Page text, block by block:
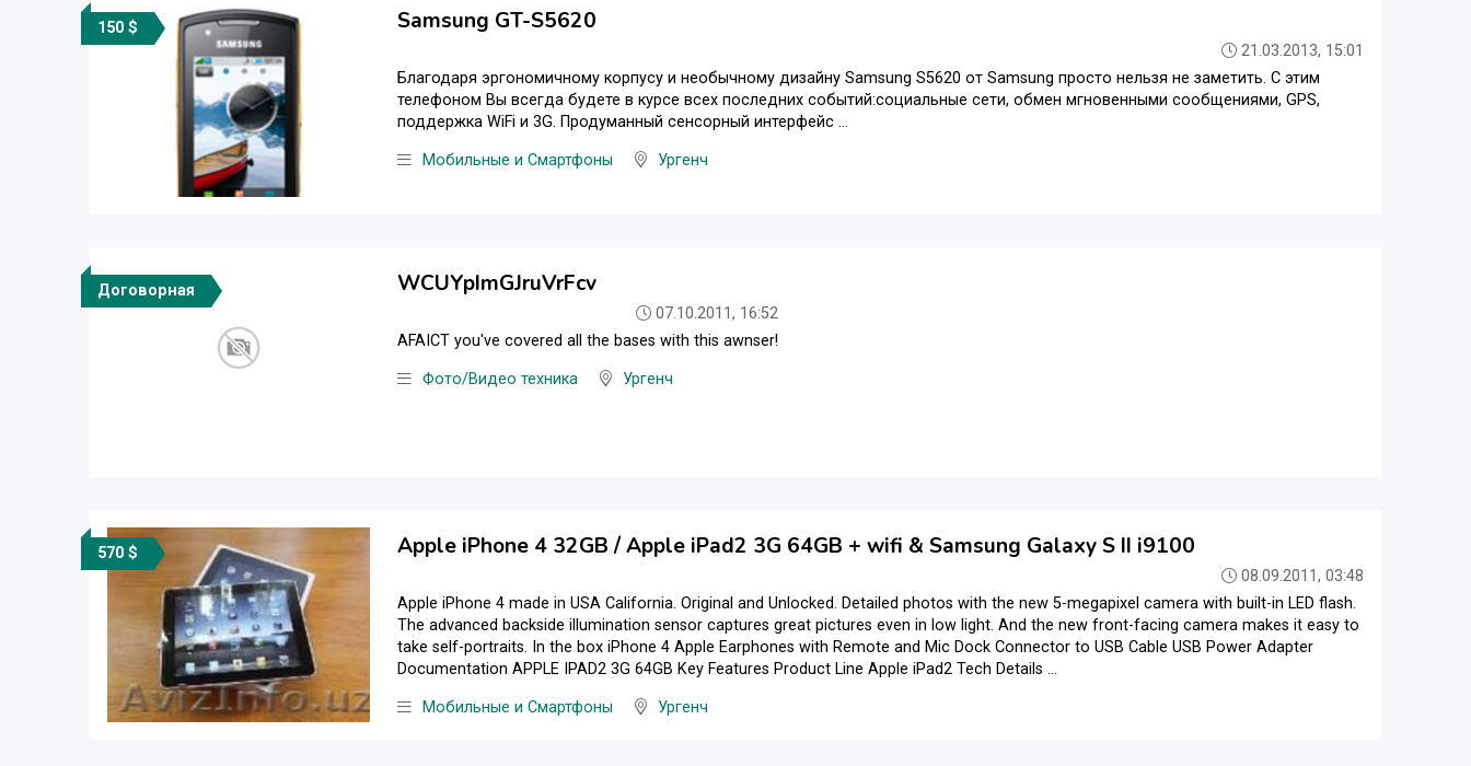
150 $ Samsung GT-S5620
21.03.2013, 15:01
Благодаря эргономичному корпусу и необычному дизайну Samsung S5620 от Samsung просто нельзя не заметить. С этим
телефоном Вы всегда будете в курсе всех последних событий:социальные сети, обмен мгновенными сообщениями, GPS,
поддержка WiFi и 3G. Продуманный сенсорный интерфейс ...
Мобильные и Смартфоны Ургенч
Договорная WCUYpImGJruVrFcv
07.10.2011, 16:52
AFAICT you've covered all the bases with this awnser!
Фото/Видео техника Ургенч
570 $ Apple iPhone 4 32GB / Apple iPad2 3G 64GB + wifi & Samsung Galaxy S II i9100
08.09.2011, 03:48
Apple iPhone 4 made in USA California. Original and Unlocked. Detailed photos with the new 5-megapixel camera with built-in LED flash.
The advanced backside illumination sensor captures great pictures even in low light. And the new front-facing camera makes it easy to
take self-portraits. In the box iPhone 4 Apple Earphones with Remote and Mic Dock Connector to USB Cable USB Power Adapter
Documentation APPLE IPAD2 3G 64GB Key Features Product Line Apple iPad2 Tech Details ...
Мобильные и Смартфоны Ургенч